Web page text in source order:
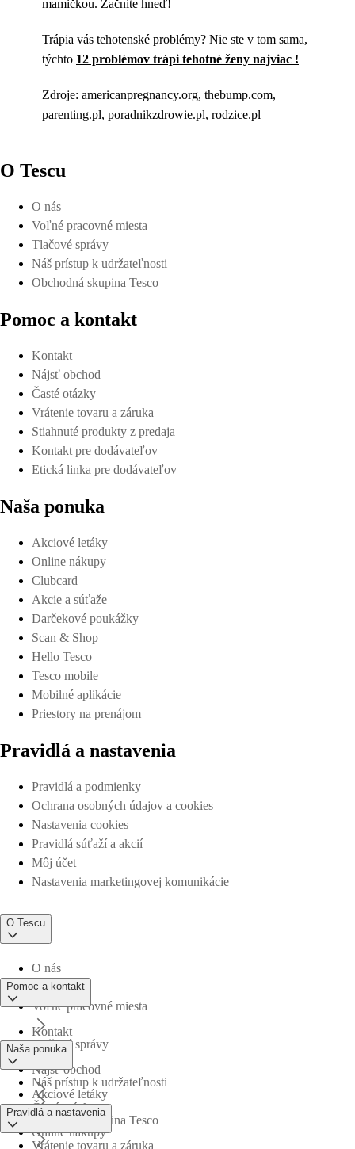
mamičkou. Začnite hneď!
Trápia vás tehotenské problémy? Nie ste v tom sama,
týchto 12 problémov trápi tehotné ženy najviac !
Zdroje: americanpregnancy.org, thebump.com,
parenting.pl, poradnikzdrowie.pl, rodzice.pl
O Tescu
O nás
Voľné pracovné miesta
Tlačové správy
Náš prístup k udržateľnosti
Obchodná skupina Tesco
Pomoc a kontakt
Kontakt
Nájsť obchod
Časté otázky
Vrátenie tovaru a záruka
Stiahnuté produkty z predaja
Kontakt pre dodávateľov
Etická linka pre dodávateľov
Naša ponuka
Akciové letáky
Online nákupy
Clubcard
Akcie a súťaže
Darčekové poukážky
Scan & Shop
Hello Tesco
Tesco mobile
Mobilné aplikácie
Priestory na prenájom
Pravidlá a nastavenia
Pravidlá a podmienky
Ochrana osobných údajov a cookies
Nastavenia cookies
Pravidlá súťaží a akcií
Môj účet
Nastavenia marketingovej komunikácie
O Tescu
O nás
Voľné pracovné miesta
Tlačové správy
Náš prístup k udržateľnosti
Obchodná skupina Tesco
Pomoc a kontakt
Kontakt
Nájsť obchod
Časté otázky
Vrátenie tovaru a záruka
Naša ponuka
Akciové letáky
Online nákupy
Pravidlá a nastavenia